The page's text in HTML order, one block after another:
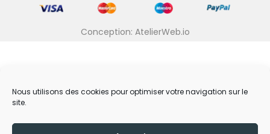
Nous utilisons des cookies pour optimiser votre navigation sur le
site.
Conception: AtelierWeb.io